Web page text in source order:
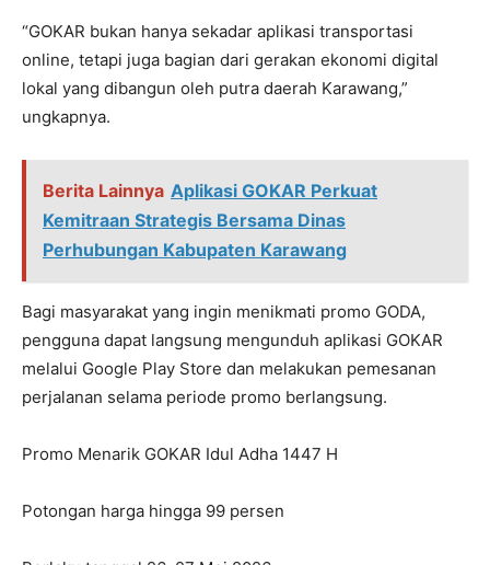
“GOKAR bukan hanya sekadar aplikasi transportasi
online, tetapi juga bagian dari gerakan ekonomi digital
lokal yang dibangun oleh putra daerah Karawang,”
ungkapnya.
Berita Lainnya Aplikasi GOKAR Perkuat
Kemitraan Strategis Bersama Dinas
Perhubungan Kabupaten Karawang
Bagi masyarakat yang ingin menikmati promo GODA,
pengguna dapat langsung mengunduh aplikasi GOKAR
melalui Google Play Store dan melakukan pemesanan
perjalanan selama periode promo berlangsung.
Promo Menarik GOKAR Idul Adha 1447 H
Potongan harga hingga 99 persen